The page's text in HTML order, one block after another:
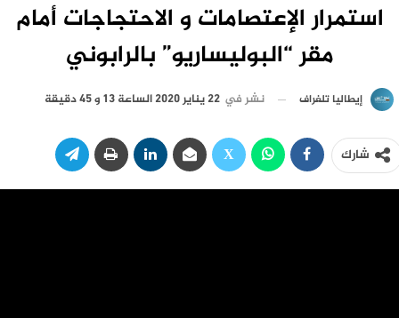
استمرار الإعتصامات و الاحتجاجات أمام
مقر “البوليساريو” بالرابوني
إيطاليا تلغراف نشر في 22 يناير 2020 الساعة 13 و 45 دقيقة
شارك